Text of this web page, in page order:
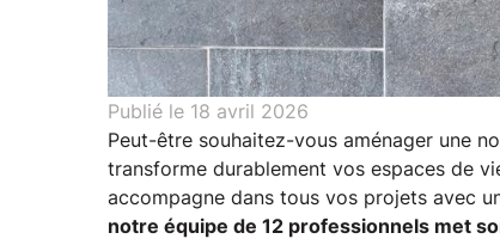
Publié le 18 avril 2026
Peut-être souhaitez-vous aménager une
transforme durablement vos espaces de
accompagne dans tous vos projets avec
notre équipe de 12 professionnels met